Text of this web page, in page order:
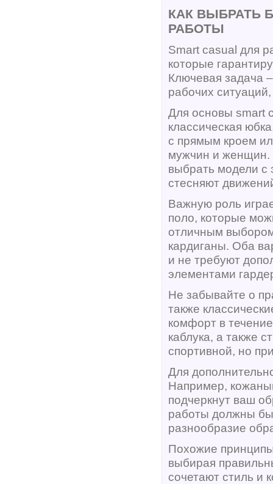
КАК ВЫБРАТЬ
РАБОТЫ
Smart casual для
которые
Ключевая задача
рабочих
Для основы smart
классическая
с прямым кроем
мужчин и женщин.
выбрать модели с
стесняют
Важную роль
поло, которые
отличным
кардиганы. Оба
и не требуют
элементами
Не забывайте о
также
комфорт в
каблука, а также
спортивной, но
Для
Например,
подчеркнут ваш
работы должны
разнообразие
Похожие
выбирая
сочетают стиль и